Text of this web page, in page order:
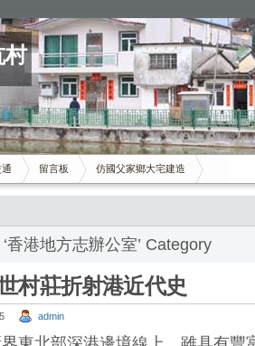
村
留言板 仿國父家鄉大宅建造
香港地方志辦公室’ Category
村莊折射港近代史
admin